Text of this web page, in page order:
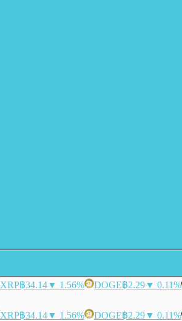
XRP฿34.14▼ 1.56% DOGE฿2.29▼ 0.11%
XRP฿34.14▼ 1.56% DOGE฿2.29▼ 0.11%